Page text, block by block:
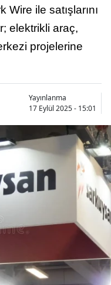
Wire ile satışlarını
elektrikli araç,
projelerine
Yayınlanma
17 Eylül 2025 - 15:01